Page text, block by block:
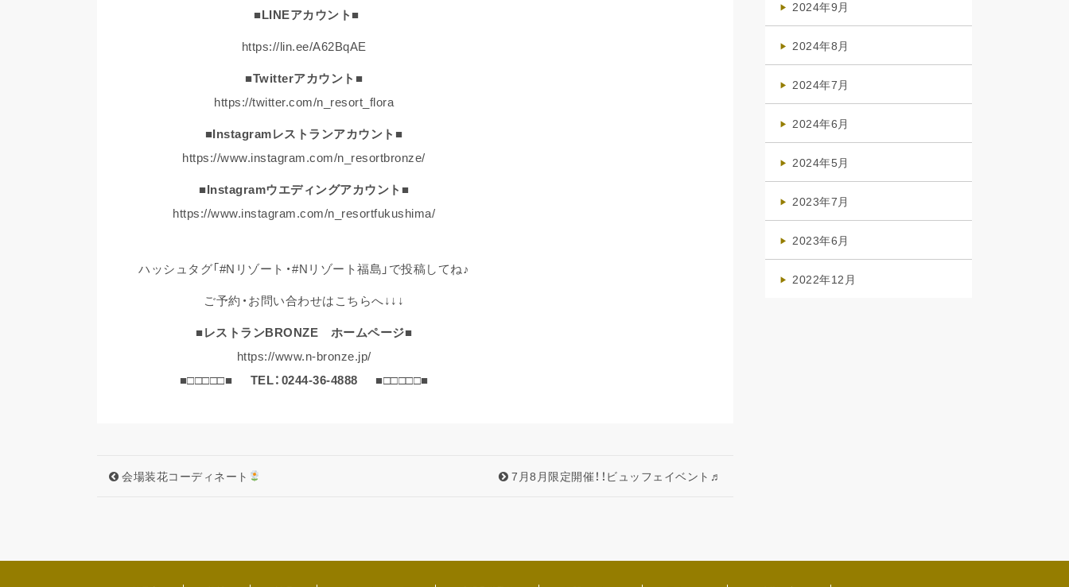
■LINEアカウント■
https://lin.ee/A62BqAE
■Twitterアカウント■
https://twitter.com/n_resort_flora
■Instagramレストランアカウント■
https://www.instagram.com/n_resortbronze/
■Instagramウエディングアカウント■
https://www.instagram.com/n_resortfukushima/
ハッシュタグ「#Nリゾート・#Nリゾート福島」で投稿してね♪
ご予約・お問い合わせはこちらへ↓↓↓
■レストランBRONZE ホームページ■
https://www.n-bronze.jp/
■□□□□□■ TEL：0244-36-4888 ■□□□□□■
会場装花コーディネート 7月8月限定開催！！ビュッフェイベント♬
2024年9月
2024年8月
2024年7月
2024年6月
2024年5月
2023年7月
2023年6月
2022年12月